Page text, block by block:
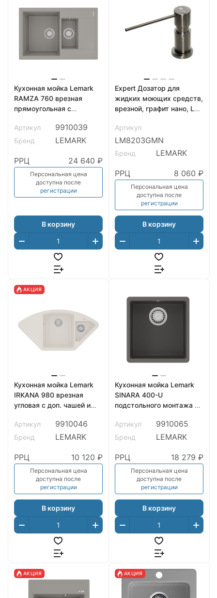
Кухонная мойка Lemark
RAMZA 760 врезная
прямоугольная с
кварцгранита, Грей
Артикул 9910039
Бренд LEMARK
РРЦ 24 640 ₽
Персональная цена
доступна после
регистрации
В корзину
Expert Дозатор для
жидких моющих средств,
врезной, графит нано, LM,
Артикул
LM8203GMN
Бренд LEMARK
РРЦ 8 060 ₽
Персональная цена
доступна после
регистрации
В корзину
АКЦИЯ
Кухонная мойка Lemark
IRKANA 980 врезная
угловая с доп. чашей и
Жасмин
Артикул 9910046
Бренд LEMARK
РРЦ 10 120 ₽
Персональная цена
доступна после
регистрации
В корзину
Кухонная мойка Lemark
SINARA 400-U
подстольного монтажа из
шёлк
Артикул 9910065
Бренд LEMARK
РРЦ 18 279 ₽
Персональная цена
доступна после
регистрации
В корзину
АКЦИЯ АКЦИЯ